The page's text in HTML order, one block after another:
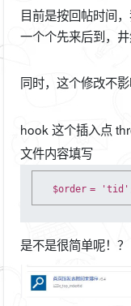
目前是按回帖时间
一个个先来后到，
同时，这个修改不
hook 这个插入点
文件内容填写
$order = 'tid'
是不是很简单呢！？